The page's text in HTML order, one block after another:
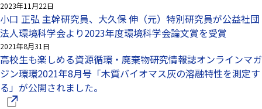
2023年11月22日
小口 正弘 主幹研究員、大久保 伸（元）特別研究員が公益社団
法人環境科学会より2023年度環境科学会論文賞を受賞
2021年8月31日
高校生も楽しめる資源循環・廃棄物研究情報誌オンラインマガ
ジン環環2021年8月号「木質バイオマス灰の溶融特性を測定す
る」が公開されました。
（別ウインドウで開きます）